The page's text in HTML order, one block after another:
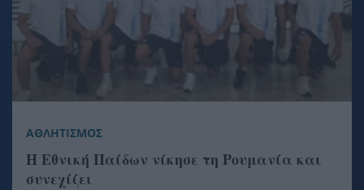
ΑΘΛΗΤΙΣΜΟΣ
Η Εθνική Παίδων νίκησε τη Ρουμανία και
συνεχίζει